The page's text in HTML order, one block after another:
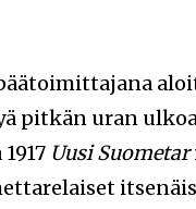
pitkän uran
Uusi Suometar